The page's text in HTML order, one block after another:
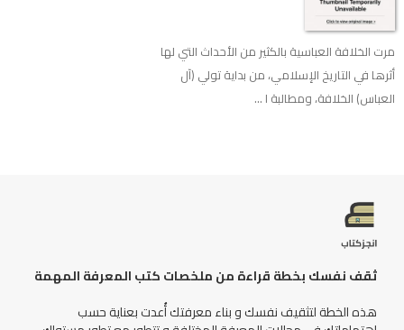
مرت الخلافة العباسية بالكثير من الأحداث التي لها
أثرها في التاريخ الإسلامي، من بداية تولي (آل
العباس) الخلافة، ومطالبة ا ...
ثقف نفسك بخطة قراءة من ملخصات كتب المعرفة المهمة
هذه الخطة لتثقيف نفسك و بناء معرفتك أُعدت بعناية حسب